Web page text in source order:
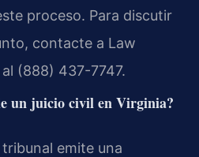
proceso. Para discutir
contacte a Law
(888) 437-7747.
un juicio civil en Virginia?
emite una